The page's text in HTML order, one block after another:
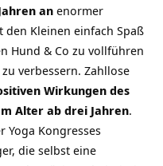
an enormer
den Kleinen einfach Spaß
Hund & Co zu vollführen
verbessern. Zahllose
Wirkungen des
Alter ab drei Jahren.
Yoga Kongresses
die selbst eine